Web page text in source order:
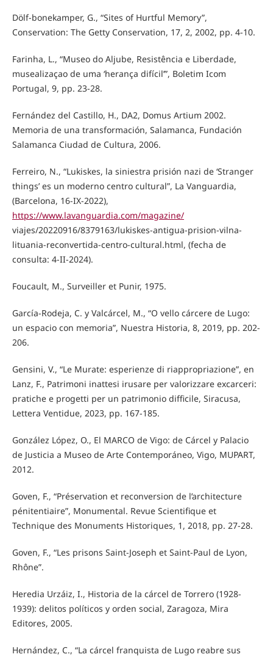
Dölf-bonekamper, G., “Sites of Hurtful Memory”,
Conservation: The Getty Conservation, 17, 2, 2002, pp. 4-10.
Farinha, L., “Museo do Aljube, Resistência e Liberdade,
musealizaçao de uma ‘herança difícil’”, Boletim Icom
Portugal, 9, pp. 23-28.
Fernández del Castillo, H., DA2, Domus Artium 2002.
Memoria de una transformación, Salamanca, Fundación
Salamanca Ciudad de Cultura, 2006.
Ferreiro, N., “Lukiskes, la siniestra prisión nazi de ‘Stranger
things’ es un moderno centro cultural”, La Vanguardia,
(Barcelona, 16-IX-2022),
https://www.lavanguardia.com/magazine/
viajes/20220916/8379163/lukiskes-antigua-prision-vilna-
lituania-reconvertida-centro-cultural.html, (fecha de
consulta: 4-II-2024).
Foucault, M., Surveiller et Punir, 1975.
García-Rodeja, C. y Valcárcel, M., “O vello cárcere de Lugo:
un espacio con memoria”, Nuestra Historia, 8, 2019, pp. 202-
206.
Gensini, V., “Le Murate: esperienze di riappropriazione”, en
Lanz, F., Patrimoni inattesi irusare per valorizzare excarceri:
pratiche e progetti per un patrimonio difficile, Siracusa,
Lettera Ventidue, 2023, pp. 167-185.
González López, O., El MARCO de Vigo: de Cárcel y Palacio
de Justicia a Museo de Arte Contemporáneo, Vigo, MUPART,
2012.
Goven, F., “Préservation et reconversion de l’architecture
pénitentiaire”, Monumental. Revue Scientifique et
Technique des Monuments Historiques, 1, 2018, pp. 27-28.
Goven, F., “Les prisons Saint-Joseph et Saint-Paul de Lyon,
Rhône”.
Heredia Urzáiz, I., Historia de la cárcel de Torrero (1928-
1939): delitos políticos y orden social, Zaragoza, Mira
Editores, 2005.
Hernández, C., “La cárcel franquista de Lugo reabre sus